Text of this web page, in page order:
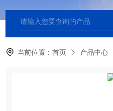
当前位置：首页 产品中心